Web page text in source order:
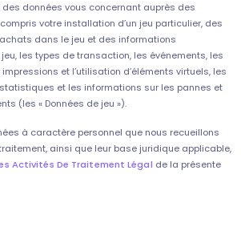
données vous concernant auprès des
votre installation d’un jeu particulier, des
dans le jeu et des informations
les types de transaction, les événements, les
et l’utilisation d’éléments virtuels, les
et les informations sur les pannes et
(les « Données de jeu »).
à caractère personnel que nous recueillons
ainsi que leur base juridique applicable,
Activités De Traitement Légal de la présente